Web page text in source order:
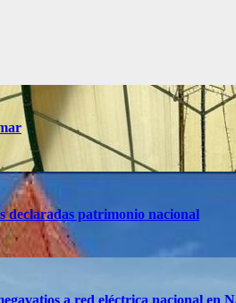
declaradas patrimonio nacional